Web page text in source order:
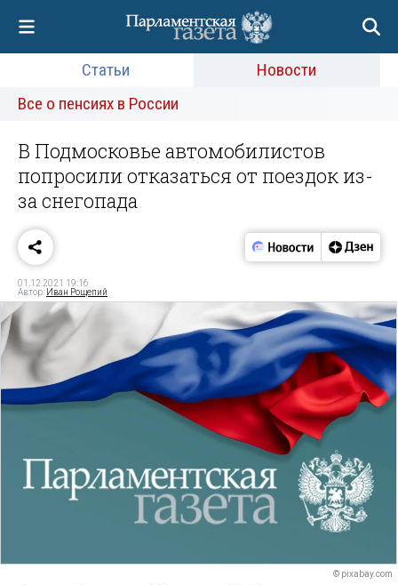
Статьи
Новости
Все о пенсиях в России
В Подмосковье автомобилистов
попросили отказаться от поездок из-
за снегопада
01.12.2021 19:16
Автор: Иван Рощепий
© pixabay.com